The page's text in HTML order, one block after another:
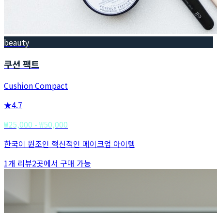
beauty
쿠션 팩트
Cushion Compact
★4.7
₩25,000 - ₩50,000
한국이 원조인 혁신적인 메이크업 아이템
1개 리뷰2곳에서 구매 가능